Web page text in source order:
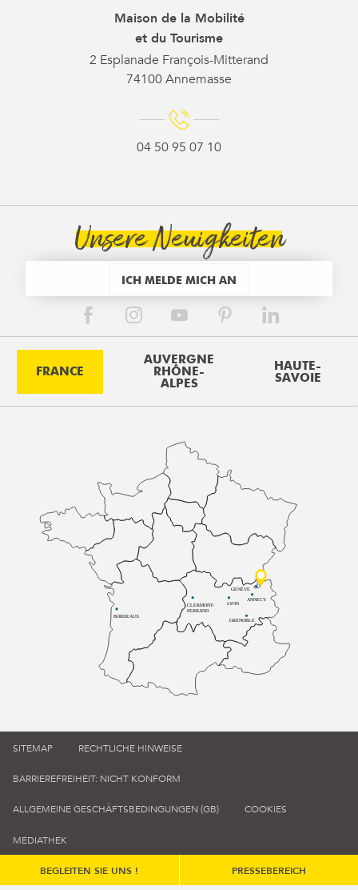
Maison de la Mobilité
et du Tourisme
2 Esplanade François-Mitterand
74100 Annemasse
04 50 95 07 10
Unsere Neuigkeiten
ICH MELDE MICH AN
FRANCE
AUVERGNE
RHÔNE-
ALPES
HAUTE-
SAVOIE
BORDEAUX
CLERMONT-
FERRAND
LYON
ANNECY
GRENOBLE
GENÈVE
SITEMAP RECHTLICHE HINWEISE
BARRIEREFREIHEIT: NICHT KONFORM
ALLGEMEINE GESCHÄFTSBEDINGUNGEN (GB) COOKIES
MEDIATHEK
BEGLEITEN SIE UNS ! PRESSEBEREICH